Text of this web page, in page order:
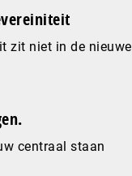
zit niet in de nieuwe
centraal staan